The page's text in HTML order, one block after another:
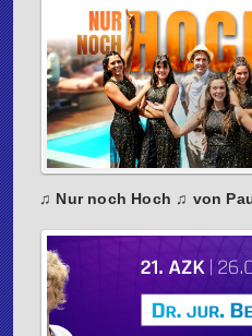
♫ Nur noch Hoch ♫ von